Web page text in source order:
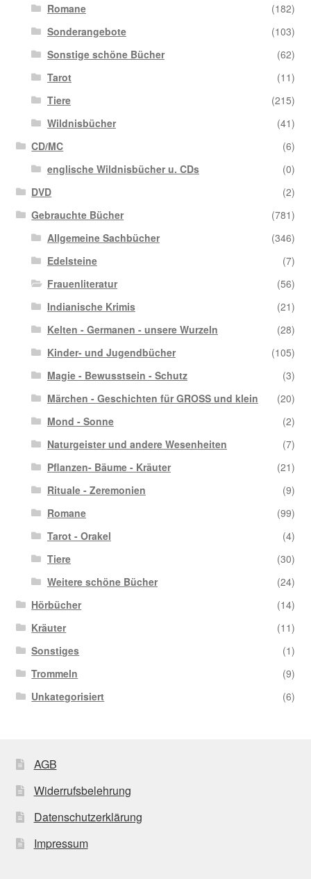
Romane
(182)
Sonderangebote
(103)
Sonstige schöne Bücher
(62)
Tarot
(11)
Tiere
(215)
Wildnisbücher
(41)
CD/MC
(6)
englische Wildnisbücher u. CDs
(0)
DVD
(2)
Gebrauchte Bücher
(781)
Allgemeine Sachbücher
(346)
Edelsteine
(7)
Frauenliteratur
(56)
Indianische Krimis
(21)
Kelten - Germanen - unsere Wurzeln
(28)
Kinder- und Jugendbücher
(105)
Magie - Bewusstsein - Schutz
(3)
Märchen - Geschichten für GROSS und klein
(20)
Mond - Sonne
(2)
Naturgeister und andere Wesenheiten
(7)
Pflanzen- Bäume - Kräuter
(21)
Rituale - Zeremonien
(9)
Romane
(99)
Tarot - Orakel
(4)
Tiere
(30)
Weitere schöne Bücher
(24)
Hörbücher
(14)
Kräuter
(11)
Sonstiges
(1)
Trommeln
(9)
Unkategorisiert
(6)
AGB
Widerrufsbelehrung
Datenschutzerklärung
Impressum